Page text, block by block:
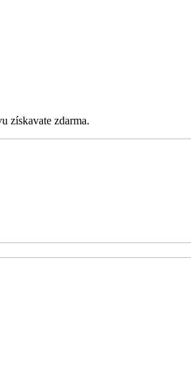
získavate zdarma.